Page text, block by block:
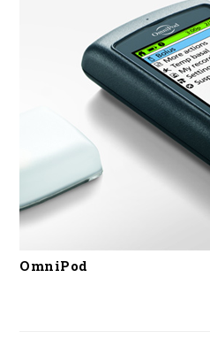
OmniPod